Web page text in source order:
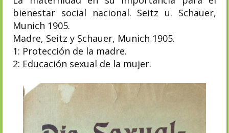
bienestar social nacional. Seitz u. Schauer,
Munich 1905.
Madre, Seitz y Schauer, Munich 1905.
1: Protección de la madre.
2: Educación sexual de la mujer.